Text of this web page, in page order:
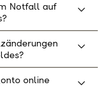
Notfall auf
online